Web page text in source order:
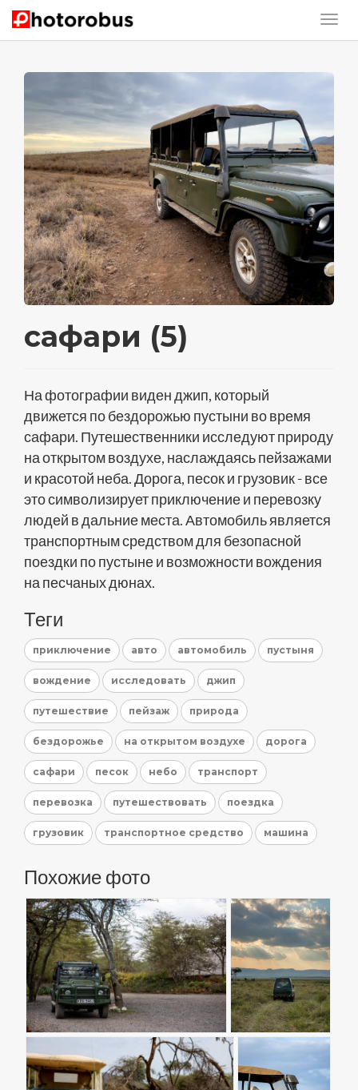
сафари (5)
На фотографии виден джип, который
движется по бездорожью пустыни во время
сафари. Путешественники исследуют природу
на открытом воздухе, наслаждаясь пейзажами
и красотой неба. Дорога, песок и грузовик - все
это символизирует приключение и перевозку
людей в дальние места. Автомобиль является
транспортным средством для безопасной
поездки по пустыне и возможности вождения
на песчаных дюнах.
Теги
приключение авто автомобиль пустыня
вождение исследовать джип
путешествие пейзаж природа
бездорожье на открытом воздухе дорога
сафари песок небо транспорт
перевозка путешествовать поездка
грузовик транспортное средство машина
Похожие фото